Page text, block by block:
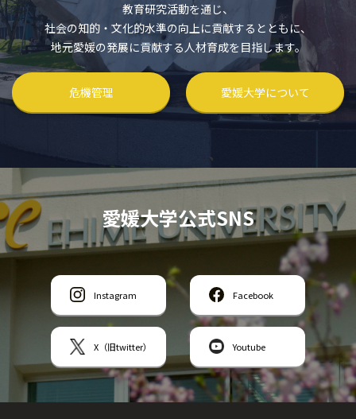
教育研究活動を通じ、
社会の知的・文化的水準の向上に貢献するとともに、
地元愛媛の発展に貢献する人材育成を目指します。
危機管理 愛媛大学について
愛媛大学公式SNS
Instagram Facebook
X（旧twitter） Youtube